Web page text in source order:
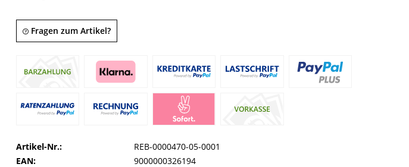
Fragen zum Artikel?
Artikel-Nr.:
REB-0000470-05-0001
EAN:
9000000326194